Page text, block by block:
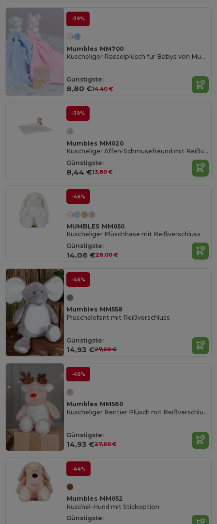
-39%
Mumbles MM700
Kuscheliger Rasselplüsch für Babys von Mumbles
Günstigste:
8,80 €14,40 €
-39%
Mumbles MM020
Kuscheliger Affen-Schmusefreund mit Reißverschluss
Günstigste:
8,44 €13,80 €
-46%
MUMBLES MM050
Kuscheliger Plüschhase mit Reißverschluss
Günstigste:
14,06 €26,00 €
-46%
Mumbles MM558
Plüschelefant mit Reißverschluss
Günstigste:
14,93 €27,60 €
-46%
Mumbles MM560
Kuscheliger Rentier Plüsch mit Reißverschluss
Günstigste:
14,93 €27,60 €
-44%
Mumbles MM052
Kuschel-Hund mit Stickoption
Günstigste: